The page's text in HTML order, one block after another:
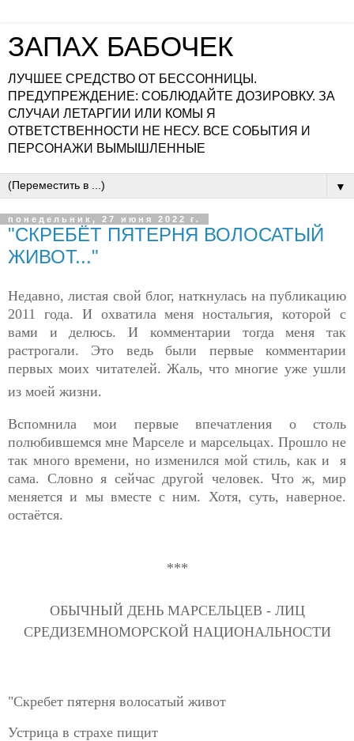
ЗАПАХ БАБОЧЕК
ЛУЧШЕЕ СРЕДСТВО ОТ БЕССОННИЦЫ.
ПРЕДУПРЕЖДЕНИЕ: СОБЛЮДАЙТЕ ДОЗИРОВКУ. ЗА
СЛУЧАИ ЛЕТАРГИИ ИЛИ КОМЫ Я
ОТВЕТСТВЕННОСТИ НЕ НЕСУ. ВСЕ СОБЫТИЯ И
ПЕРСОНАЖИ ВЫМЫШЛЕННЫЕ
▼
понедельник, 27 июня 2022 г.
"СКРЕБЁТ ПЯТЕРНЯ ВОЛОСАТЫЙ
ЖИВОТ..."
Недавно, листая свой блог, наткнулась на публикацию
2011 года. И охватила меня ностальгия, которой с
вами и делюсь. И комментарии тогда меня так
растрогали. Это ведь были первые комментарии
первых моих читателей. Жаль, что многие уже ушли
из моей жизни.
Вспомнила мои первые впечатления о столь
полюбившемся мне Марселе и марсельцах. Прошло не
так много времени, но изменился мой стиль, как и я
сама. Словно я сейчас другой человек. Что ж, мир
меняется и мы вместе с ним. Хотя, суть, наверное.
остаётся.
***
ОБЫЧНЫЙ ДЕНЬ МАРСЕЛЬЦЕВ - ЛИЦ
СРЕДИЗЕМНОМОРСКОЙ НАЦИОНАЛЬНОСТИ
"Скребет пятерня волосатый живот
Устрица в страхе пищит